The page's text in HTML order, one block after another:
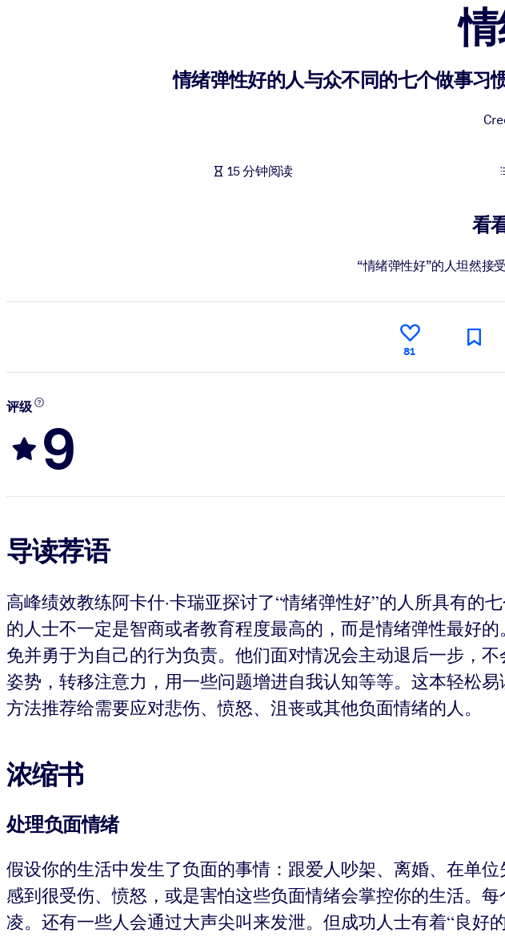
利用可靠、结构化的知识为您的人工智能系统提供动力，以改善输出结果。
情绪弹性好的人与众不同的七个做事习
15 分钟阅读
看
“情绪弹性好”的人坦然接
81
评级
9
导读荐语
高峰绩效教练阿卡什·卡瑞亚探讨了“情绪弹性好”的人所具有
的人士不一定是智商或者教育程度最高的，而是情绪弹性最好
免并勇于为自己的行为负责。他们面对情况会主动退后一步，
姿势，转移注意力，用一些问题增进自我认知等等。这本轻松
方法推荐给需要应对悲伤、愤怒、沮丧或其他负面情绪的人。
浓缩书
处理负面情绪
假设你的生活中发生了负面的事情：跟爱人吵架、离婚、在单
感到很受伤、愤怒，或是害怕这些负面情绪会掌控你的生活。
凌。还有一些人会通过大声尖叫来发泄。但成功人士有着“良好